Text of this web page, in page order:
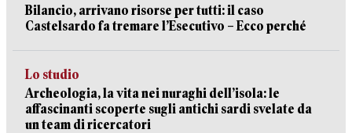
Bilancio, arrivano risorse per tutti: il caso
Castelsardo fa tremare l’Esecutivo – Ecco perché
Lo studio
Archeologia, la vita nei nuraghi dell’isola: le
affascinanti scoperte sugli antichi sardi svelate da
un team di ricercatori